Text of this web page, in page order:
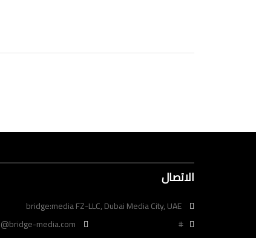
الاتصال
#